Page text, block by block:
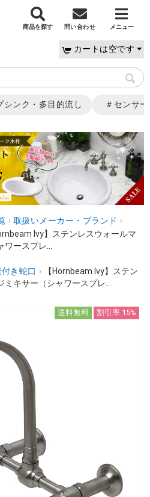
商品を探す 問い合わせ メニュー
カートは空です
シンク・多目的流し ＃センサ
› 取扱いメーカー・ブランド ›
Ivy】ステンレスウォールマ
ースプレ...
き蛇口 ›
【Hornbeam Ivy】ステン
キサー（シャワースプレ...
送料無料 割引率 15%